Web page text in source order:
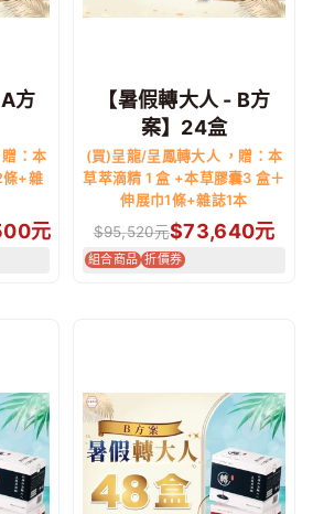
方
：本
條+雜
元
【暑假轉大人 - B方
案】24盒
(買)呈龍/呈鳳轉大人 ，贈：本
草萃滴精 1 盒 +本草膠囊3 盒＋
伸展巾1條+雜誌1本
$95,520元$73,640元
組合商品 折價券